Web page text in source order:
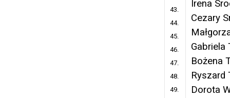
43.
44.
45.
46.
47.
48.
49.
Irena
Cezary
Gabriela
Bożena
Ryszard
Dorota